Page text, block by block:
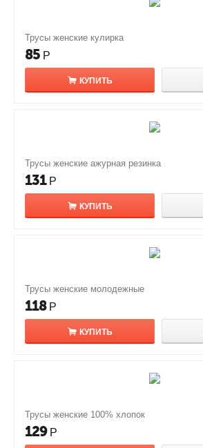
Трусы женские кулирка
85 Р
КУПИТЬ
Трусы женские ажурная резинка
131 Р
КУПИТЬ
Трусы женские молодежные
118 Р
КУПИТЬ
Трусы женские 100% хлопок
129 Р